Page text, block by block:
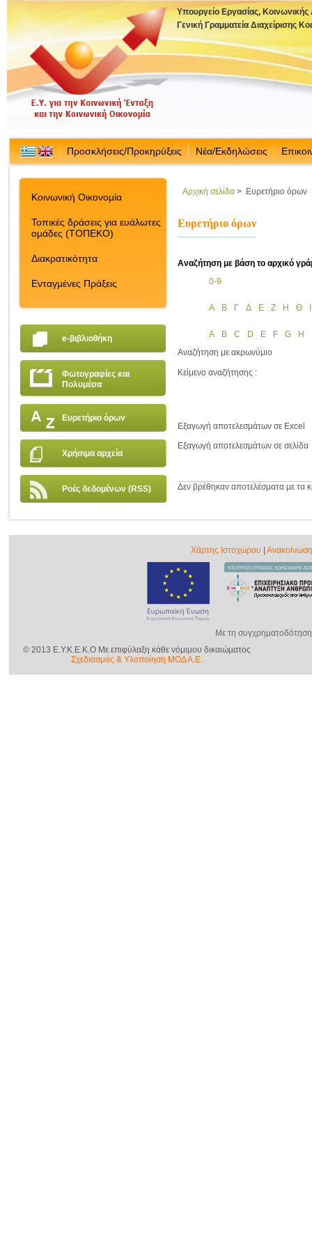
Υπουργείο Εργασίας,
Γενική Γραμματεία Διαχείρισης
Προσκλήσεις/Προκηρύξεις Νέα/Εκδηλώσεις
Κοινωνική Οικονομία
Τοπικές δράσεις για ευάλωτες
ομάδες (ΤΟΠΕΚΟ)
Διακρατικότητα
Ενταγμένες Πράξεις
e-βιβλιοθήκη
Φωτογραφίες και
Πολυμέσα
Ευρετήριο όρων
Χρήσιμα αρχεία
Ροές δεδομένων (RSS)
Αρχική σελίδα > Ευρετήριο όρων
Ευρετήριο όρων
Αναζήτηση με βάση το αρχικό
0-9
Α Β Γ Δ Ε Ζ Η Θ
A B C D E F G H
Αναζήτηση με ακρωνύμιο
Κείμενο αναζήτησης :
Εξαγωγή αποτελεσμάτων σε Excel
Εξαγωγή αποτελεσμάτων σε σελίδα
Δεν βρέθηκαν αποτελέσματα με τα
Χάρτης Ιστοχώρου |
Με τη
© 2013 E.Y.K.E.K.O Με επιφύλαξη κάθε νόμιμου δικαιώµατος
Σχεδιασμός & Yλοποίηση ΜΟΔ Α.Ε.